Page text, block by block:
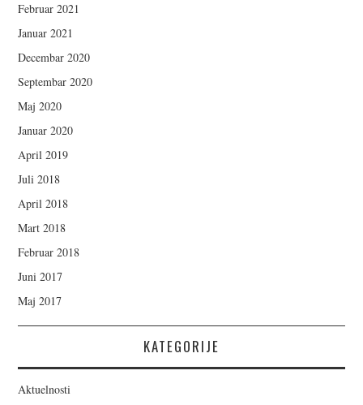
Februar 2021
Januar 2021
Decembar 2020
Septembar 2020
Maj 2020
Januar 2020
April 2019
Juli 2018
April 2018
Mart 2018
Februar 2018
Juni 2017
Maj 2017
KATEGORIJE
Aktuelnosti